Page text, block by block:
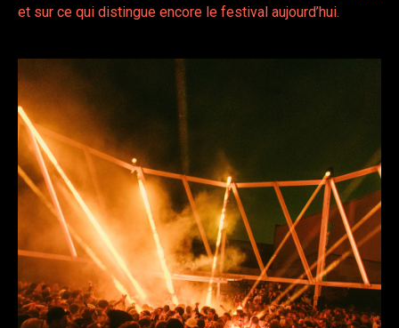
et sur ce qui distingue encore le festival aujourd’hui.